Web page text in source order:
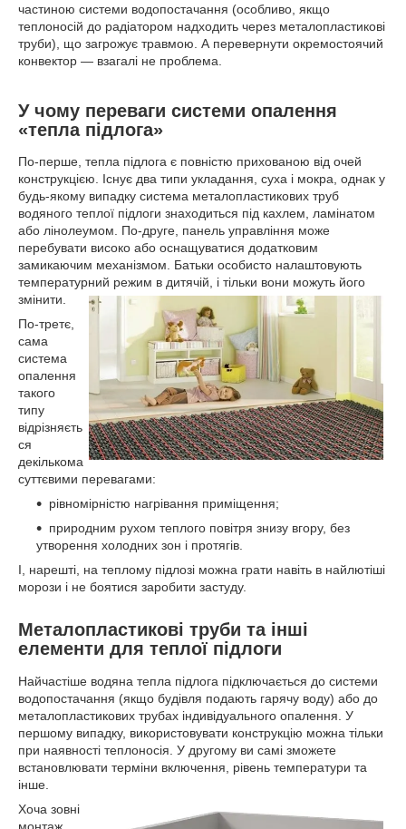
частиною системи водопостачання (особливо, якщо
теплоносій до радіатором надходить через металопластикові
труби), що загрожує травмою. А перевернути окремостоячий
конвектор — взагалі не проблема.
У чому переваги системи опалення
«тепла підлога»
По-перше, тепла підлога є повністю прихованою від очей
конструкцією. Існує два типи укладання, суха і мокра, однак у
будь-якому випадку система металопластикових труб
водяного теплої підлоги знаходиться під кахлем, ламінатом
або лінолеумом. По-друге, панель управління може
перебувати високо або оснащуватися додатковим
замикаючим механізмом. Батьки особисто налаштовують
температурний режим в дитячій, і тільки вони можуть його
змінити.
По-третє,
сама
система
опалення
такого
типу
відрізняєть
ся
декількома
суттєвими перевагами:
рівномірністю нагрівання приміщення;
природним рухом теплого повітря знизу вгору, без
утворення холодних зон і протягів.
І, нарешті, на теплому підлозі можна грати навіть в найлютіші
морози і не боятися заробити застуду.
Металопластикові труби та інші
елементи для теплої підлоги
Найчастіше водяна тепла підлога підключається до системи
водопостачання (якщо будівля подають гарячу воду) або до
металопластикових трубах індивідуального опалення. У
першому випадку, використовувати конструкцію можна тільки
при наявності теплоносія. У другому ви самі зможете
встановлювати терміни включення, рівень температури та
інше.
Хоча зовні